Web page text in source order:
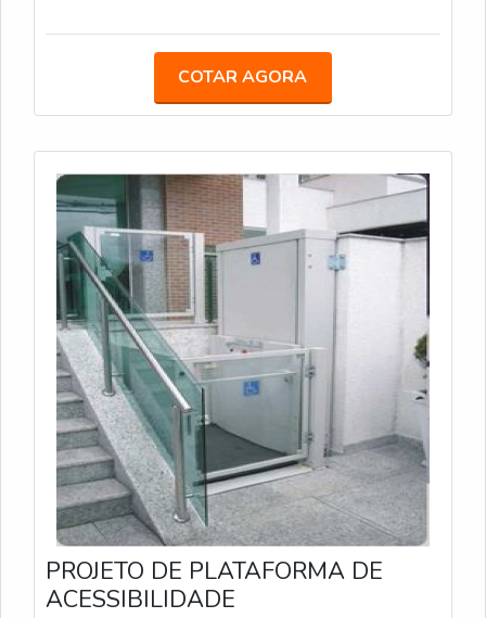
COTAR AGORA
PROJETO DE PLATAFORMA DE
ACESSIBILIDADE